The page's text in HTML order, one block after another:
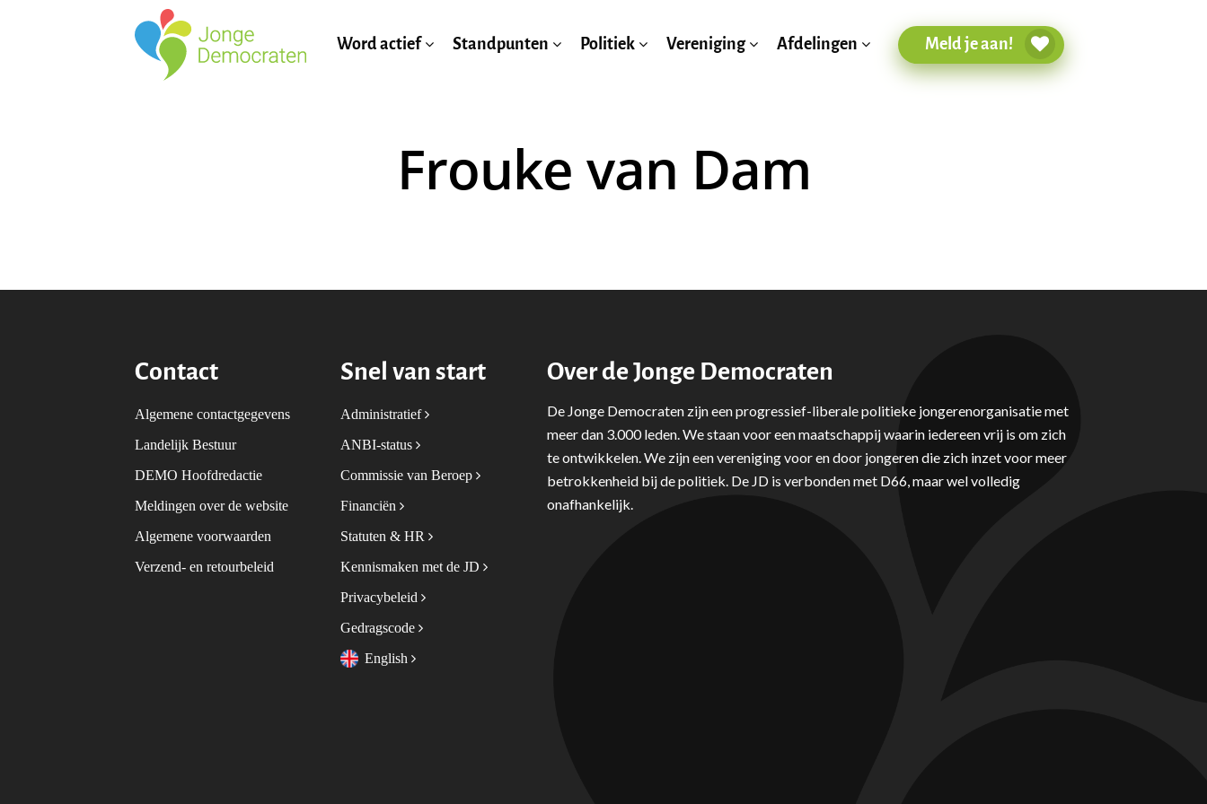
Word actief Standpunten Politiek Vereniging Afdelingen Meld je aan!
Frouke van Dam
Contact
Algemene contactgegevens
Landelijk Bestuur
DEMO Hoofdredactie
Meldingen over de website
Algemene voorwaarden
Verzend- en retourbeleid
Snel van start
Administratief
ANBI-status
Commissie van Beroep
Financiën
Statuten & HR
Kennismaken met de JD
Privacybeleid
Gedragscode
English
Over de Jonge Democraten
De Jonge Democraten zijn een progressief-liberale politieke jongerenorganisatie met
meer dan 3.000 leden. We staan voor een maatschappij waarin iedereen vrij is om zich
te ontwikkelen. We zijn een vereniging voor en door jongeren die zich inzet voor meer
betrokkenheid bij de politiek. De JD is verbonden met D66, maar wel volledig
onafhankelijk.